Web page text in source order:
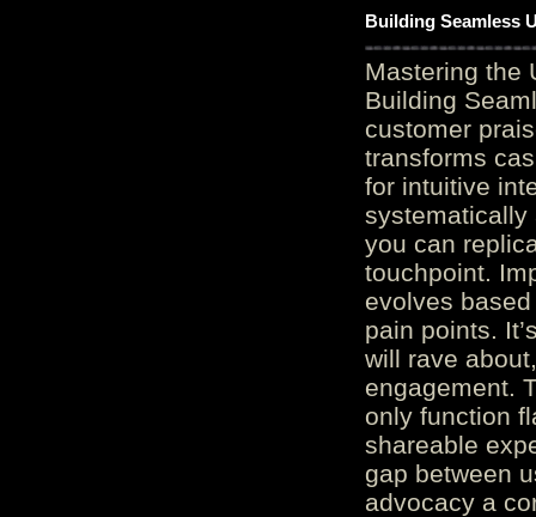
Building Seamless
Mastering the
Building
customer
transforms
for intuitive
systematically
you can
touchpoint.
evolves
pain points.
will rave
engagement.
only function
shareable
gap between
advocacy a